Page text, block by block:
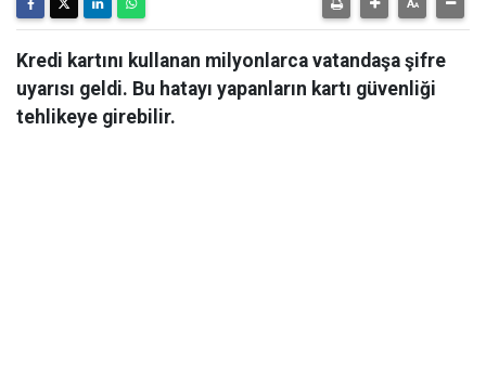
Kredi kartını kullanan milyonlarca vatandaşa şifre
uyarısı geldi. Bu hatayı yapanların kartı güvenliği
tehlikeye girebilir.